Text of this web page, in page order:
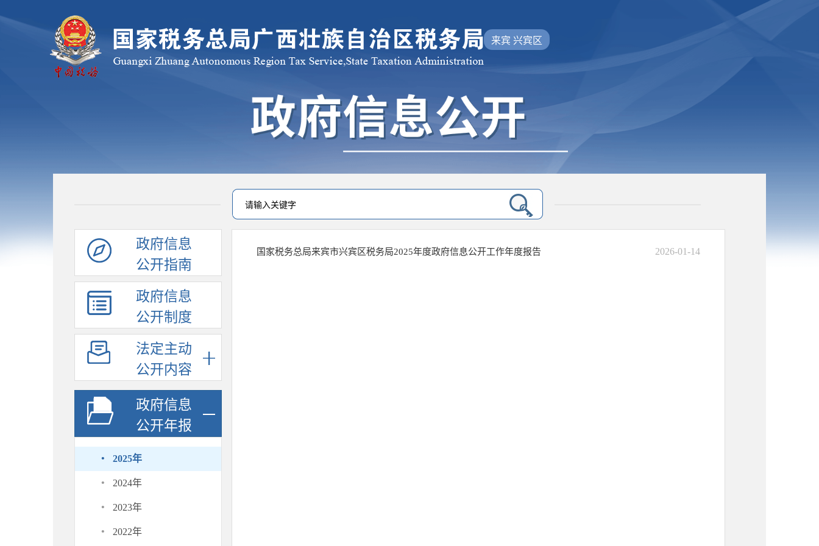
来宾 兴宾区
政府信息
公开指南
政府信息
公开制度
法定主动
公开内容
政府信息
公开年报
· 2025年
· 2024年
· 2023年
· 2022年
国家税务总局来宾市兴宾区税务局2025年度政府信息公开工作年度报告 2026-01-14